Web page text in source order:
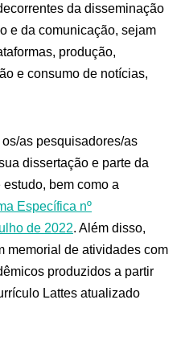
da disseminação
e da comunicação, sejam
produção,
e consumo de notícias,
as pesquisadores/as
dissertação e parte da
bem como a
Específica nº
de 2022. Além disso,
memorial de atividades com
produzidos a partir
Lattes atualizado